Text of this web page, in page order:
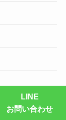
LINE
お問い合わせ